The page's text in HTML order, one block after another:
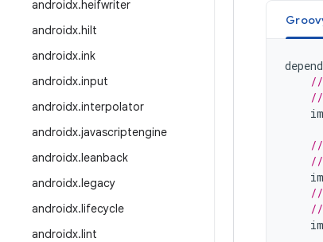
androidx.heifwriter
androidx.hilt
androidx.ink
androidx.input
androidx.interpolator
androidx.javascriptengine
androidx.leanback
androidx.legacy
androidx.lifecycle
androidx.lint
//
//
//
//
//
//